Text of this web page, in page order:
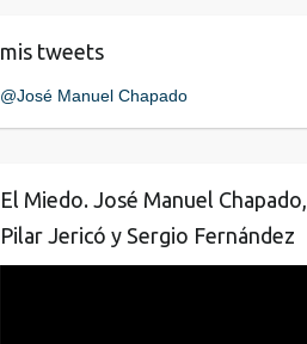
b
o
k
n
mis tweets
@José Manuel Chapado
El Miedo. José Manuel Chapado,
Pilar Jericó y Sergio Fernández